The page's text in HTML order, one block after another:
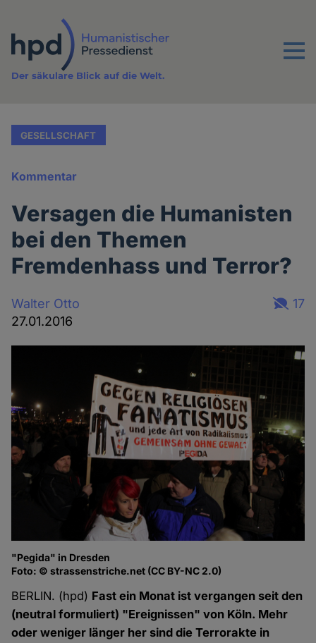
Inhalt
Menu
Der säkulare Blick auf die Welt.
GESELLSCHAFT
Kommentar
Versagen die Humanisten
bei den Themen
Fremdenhass und Terror?
Walter Otto
27.01.2016
17
"Pegida" in Dresden
Foto: © strassenstriche.net (CC BY-NC 2.0)
BERLIN. (hpd) Fast ein Monat ist vergangen seit den
(neutral formuliert) "Ereignissen" von Köln. Mehr
oder weniger länger her sind die Terrorakte in